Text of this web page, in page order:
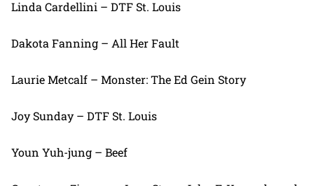
Linda Cardellini – DTF St. Louis
Dakota Fanning – All Her Fault
Laurie Metcalf – Monster: The Ed Gein Story
Joy Sunday – DTF St. Louis
Youn Yuh-jung – Beef